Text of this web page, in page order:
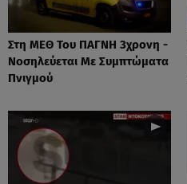
Στη ΜΕΘ Του ΠΑΓΝΗ 3χρονη -
Νοσηλεύεται Με Συμπτώματα
Πνιγμού